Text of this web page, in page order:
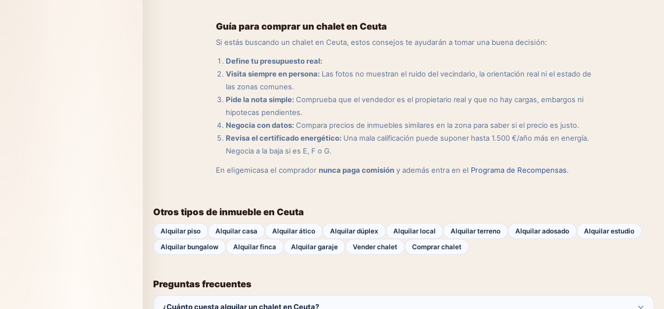
Guía para comprar un chalet en Ceuta
Si estás buscando un chalet en Ceuta, estos consejos te ayudarán a tomar una buena decisión:
Define tu presupuesto real:
Visita siempre en persona: Las fotos no muestran el ruido del vecindario, la orientación real ni el estado de
las zonas comunes.
Pide la nota simple: Comprueba que el vendedor es el propietario real y que no hay cargas, embargos ni
hipotecas pendientes.
Negocia con datos: Compara precios de inmuebles similares en la zona para saber si el precio es justo.
Revisa el certificado energético: Una mala calificación puede suponer hasta 1.500 €/año más en energía.
Negocia a la baja si es E, F o G.
En eligemicasa el comprador nunca paga comisión y además entra en el Programa de Recompensas.
Otros tipos de inmueble en Ceuta
Alquilar piso Alquilar casa Alquilar ático Alquilar dúplex Alquilar local Alquilar terreno Alquilar adosado
Alquilar estudio
Alquilar bungalow
Alquilar finca Alquilar garaje Vender chalet Comprar chalet
Preguntas frecuentes
¿Cuánto cuesta alquilar un chalet en Ceuta?